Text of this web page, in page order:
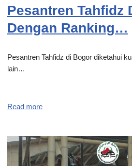
Pesantren Tahfidz
Dengan Ranking…
Pesantren Tahfidz di Bogor diketahui
lain…
Read more